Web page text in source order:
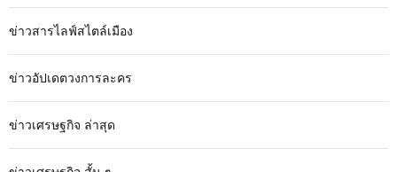
ข่าวสารไลฟ์สไตล์เมือง
ข่าวอัปเดตวงการละคร
ข่าวเศรษฐกิจ ล่าสุด